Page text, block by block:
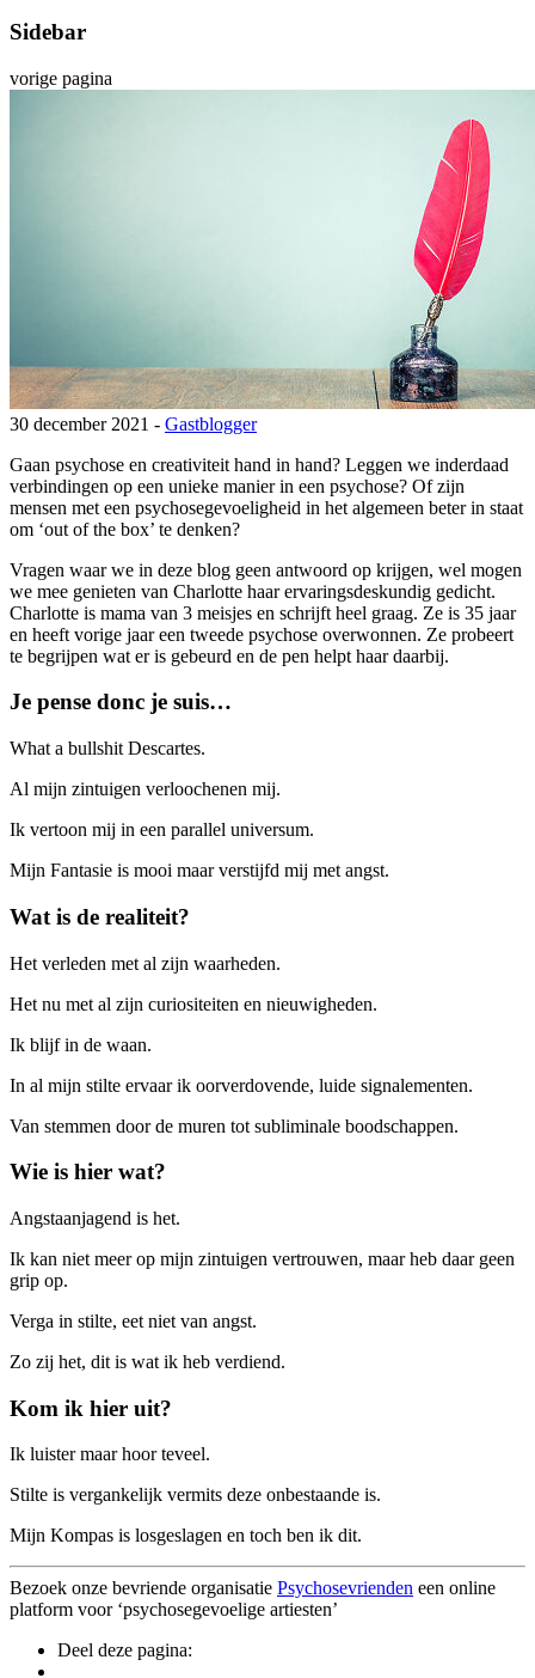
Sidebar
vorige pagina
30 december 2021 - Gastblogger
Gaan psychose en creativiteit hand in hand? Leggen we inderdaad
verbindingen op een unieke manier in een psychose? Of zijn
mensen met een psychosegevoeligheid in het algemeen beter in staat
om ‘out of the box’ te denken?
Vragen waar we in deze blog geen antwoord op krijgen, wel mogen
we mee genieten van Charlotte haar ervaringsdeskundig gedicht.
Charlotte is mama van 3 meisjes en schrijft heel graag. Ze is 35 jaar
en heeft vorige jaar een tweede psychose overwonnen. Ze probeert
te begrijpen wat er is gebeurd en de pen helpt haar daarbij.
Je pense donc je suis…
What a bullshit Descartes.
Al mijn zintuigen verloochenen mij.
Ik vertoon mij in een parallel universum.
Mijn Fantasie is mooi maar verstijfd mij met angst.
Wat is de realiteit?
Het verleden met al zijn waarheden.
Het nu met al zijn curiositeiten en nieuwigheden.
Ik blijf in de waan.
In al mijn stilte ervaar ik oorverdovende, luide signalementen.
Van stemmen door de muren tot subliminale boodschappen.
Wie is hier wat?
Angstaanjagend is het.
Ik kan niet meer op mijn zintuigen vertrouwen, maar heb daar geen
grip op.
Verga in stilte, eet niet van angst.
Zo zij het, dit is wat ik heb verdiend.
Kom ik hier uit?
Ik luister maar hoor teveel.
Stilte is vergankelijk vermits deze onbestaande is.
Mijn Kompas is losgeslagen en toch ben ik dit.
Bezoek onze bevriende organisatie Psychosevrienden een online
platform voor ‘psychosegevoelige artiesten’
Deel deze pagina: